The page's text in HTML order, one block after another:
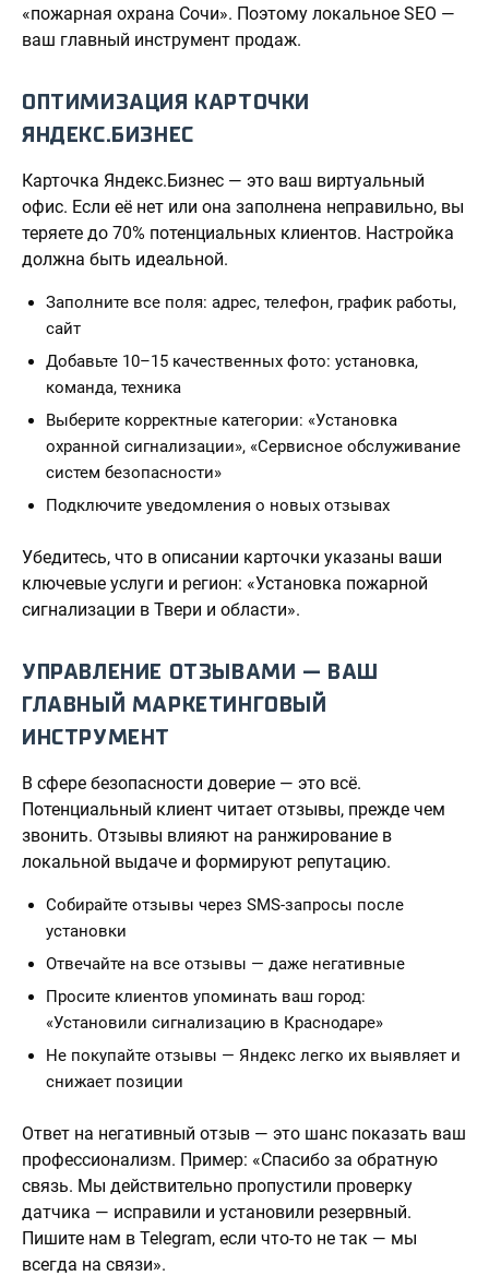
«пожарная охрана Сочи». Поэтому локальное SEO —
ваш главный инструмент продаж.
ОПТИМИЗАЦИЯ КАРТОЧКИ
ЯНДЕКС.БИЗНЕС
Карточка Яндекс.Бизнес — это ваш виртуальный
офис. Если её нет или она заполнена неправильно, вы
теряете до 70% потенциальных клиентов. Настройка
должна быть идеальной.
Заполните все поля: адрес, телефон, график работы,
сайт
Добавьте 10–15 качественных фото: установка,
команда, техника
Выберите корректные категории: «Установка
охранной сигнализации», «Сервисное обслуживание
систем безопасности»
Подключите уведомления о новых отзывах
Убедитесь, что в описании карточки указаны ваши
ключевые услуги и регион: «Установка пожарной
сигнализации в Твери и области».
УПРАВЛЕНИЕ ОТЗЫВАМИ — ВАШ
ГЛАВНЫЙ МАРКЕТИНГОВЫЙ
ИНСТРУМЕНТ
В сфере безопасности доверие — это всё.
Потенциальный клиент читает отзывы, прежде чем
звонить. Отзывы влияют на ранжирование в
локальной выдаче и формируют репутацию.
Собирайте отзывы через SMS-запросы после
установки
Отвечайте на все отзывы — даже негативные
Просите клиентов упоминать ваш город:
«Установили сигнализацию в Краснодаре»
Не покупайте отзывы — Яндекс легко их выявляет и
снижает позиции
Ответ на негативный отзыв — это шанс показать ваш
профессионализм. Пример: «Спасибо за обратную
связь. Мы действительно пропустили проверку
датчика — исправили и установили резервный.
Пишите нам в Telegram, если что-то не так — мы
всегда на связи».